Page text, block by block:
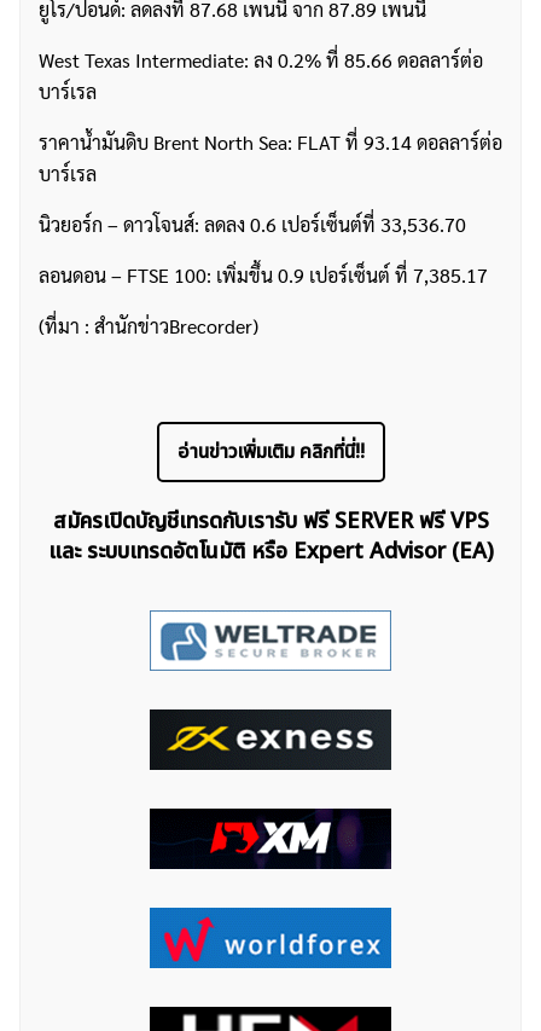
ค้นหา
สำหรับ:
ยูโร/ปอนด์: ลดลงที่ 87.68 เพนนี จาก 87.89 เพนนี
West Texas Intermediate: ลง 0.2% ที่ 85.66 ดอลลาร์ต่อ
บาร์เรล
ราคาน้ำมันดิบ Brent North Sea: FLAT ที่ 93.14 ดอลลาร์ต่อ
บาร์เรล
นิวยอร์ก – ดาวโจนส์: ลดลง 0.6 เปอร์เซ็นต์ที่ 33,536.70
ลอนดอน – FTSE 100: เพิ่มขึ้น 0.9 เปอร์เซ็นต์ ที่ 7,385.17
(ที่มา : สำนักข่าวBrecorder)
อ่านข่าวเพิ่มเติม คลิกที่นี่!!
สมัครเปิดบัญชีเทรดกับเรารับ ฟรี SERVER ฟรี VPS
และ ระบบเทรดอัตโนมัติ หรือ Expert Advisor (EA)